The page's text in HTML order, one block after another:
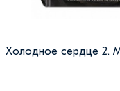
Холодное сердце 2.